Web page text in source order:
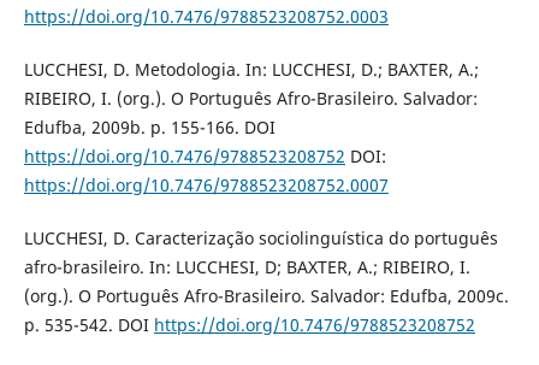
https://doi.org/10.7476/9788523208752.0003
LUCCHESI, D. Metodologia. In: LUCCHESI, D.; BAXTER, A.;
RIBEIRO, I. (org.). O Português Afro-Brasileiro. Salvador:
Edufba, 2009b. p. 155-166. DOI
https://doi.org/10.7476/9788523208752 DOI:
https://doi.org/10.7476/9788523208752.0007
LUCCHESI, D. Caracterização sociolinguística do português
afro-brasileiro. In: LUCCHESI, D; BAXTER, A.; RIBEIRO, I.
(org.). O Português Afro-Brasileiro. Salvador: Edufba, 2009c.
p. 535-542. DOI https://doi.org/10.7476/9788523208752